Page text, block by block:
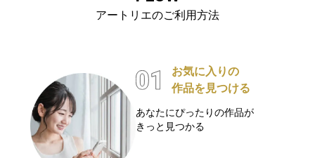
アートリエのご利用方法
お気に入りの
作品を見つける
あなたにぴったりの作品が
きっと見つかる